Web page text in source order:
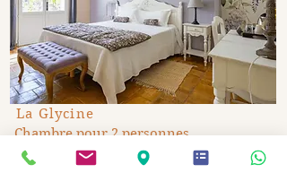
La Glycine
Chambre pour 2 personnes
À partir de :
€ 165 DECOUVRIR